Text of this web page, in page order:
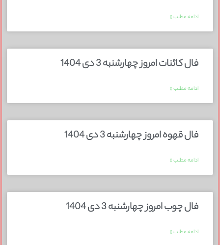
ادامه مطلب »
فال کائنات امروز چهارشنبه 3 دی 1404
ادامه مطلب »
فال قهوه امروز چهارشنبه 3 دی 1404
ادامه مطلب »
فال چوب امروز چهارشنبه 3 دی 1404
ادامه مطلب »